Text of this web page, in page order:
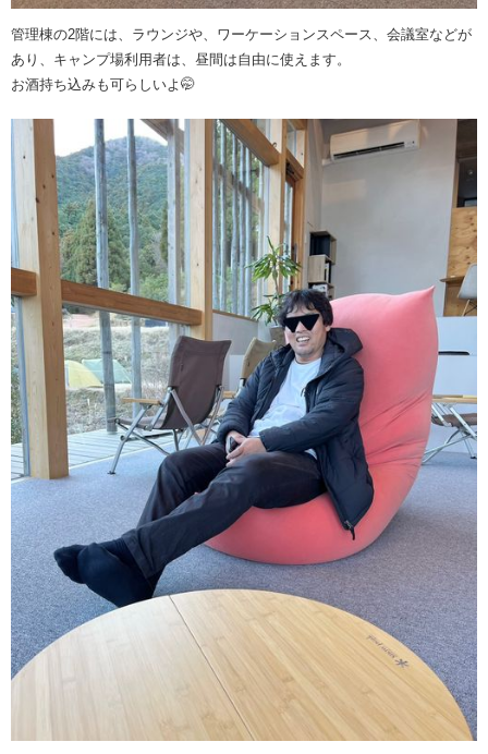
管理棟の2階には、ラウンジや、ワーケーションスペース、会議室などが
あり、キャンプ場利用者は、昼間は自由に使えます。
お酒持ち込みも可らしいよ🤭